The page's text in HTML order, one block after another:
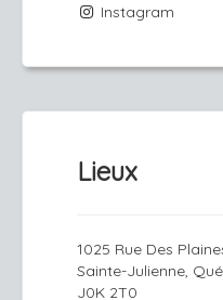
Instagram
Lieux
1025 Rue Des
Sainte-Julienne,
J0K 2T0